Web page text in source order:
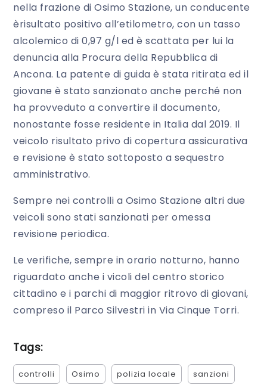
nella frazione di Osimo Stazione, un conducente
èrisultato positivo all’etilometro, con un tasso
alcolemico di 0,97 g/l ed è scattata per lui la
denuncia alla Procura della Repubblica di
Ancona. La patente di guida è stata ritirata ed il
giovane è stato sanzionato anche perché non
ha provveduto a convertire il documento,
nonostante fosse residente in Italia dal 2019. Il
veicolo risultato privo di copertura assicurativa
e revisione è stato sottoposto a sequestro
amministrativo.
Sempre nei controlli a Osimo Stazione altri due
veicoli sono stati sanzionati per omessa
revisione periodica.
Le verifiche, sempre in orario notturno, hanno
riguardato anche i vicoli del centro storico
cittadino e i parchi di maggior ritrovo di giovani,
compreso il Parco Silvestri in Via Cinque Torri.
Tags:
controlli Osimo polizia locale sanzioni